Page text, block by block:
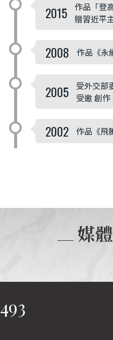
2015
作品「登
贈習近平
2008 作品《永
2005
受外交部
受邀 創
2002 作品《飛
媒